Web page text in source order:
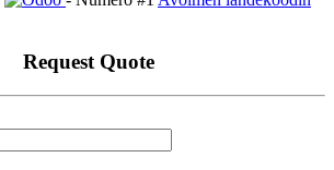
Request Quote